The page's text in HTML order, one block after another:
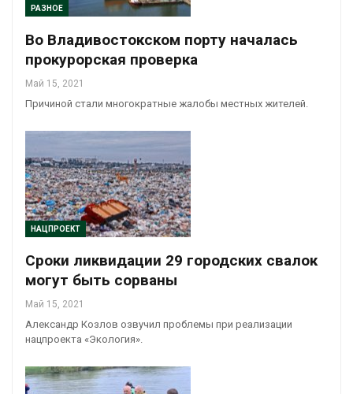
РАЗНОЕ
Во Владивостокском порту началась
прокурорская проверка
Май 15, 2021
Причиной стали многократные жалобы местных жителей.
НАЦПРОЕКТ
Сроки ликвидации 29 городских свалок
могут быть сорваны
Май 15, 2021
Александр Козлов озвучил проблемы при реализации
нацпроекта «Экология».